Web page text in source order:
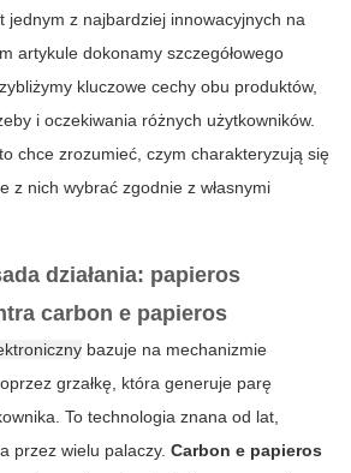
jednym z najbardziej innowacyjnych na
artykule dokonamy szczegółowego
kluczowe cechy obu produktów,
i oczekiwania różnych użytkowników.
chce zrozumieć, czym charakteryzują się
z nich wybrać zgodnie z własnymi
działania: papieros
carbon e papieros
bazuje na mechanizmie
grzałkę, która generuje parę
To technologia znana od lat,
przez wielu palaczy. Carbon e papieros